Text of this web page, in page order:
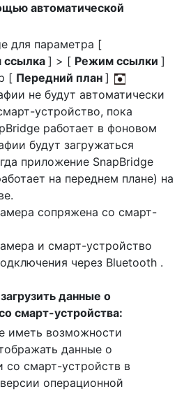
автоматической
для параметра [
ссылка ] > [ Режим ссылки ]
[ Передний план ]
не будут автоматически
устройство, пока
работает в фоновом
будут загружаться
приложение SnapBridge
на переднем плане) на
сопряжена со смарт-
и смарт-устройство
через Bluetooth .
данные о
смарт-устройства:
иметь возможности
данные о
со смарт-устройств в
операционной